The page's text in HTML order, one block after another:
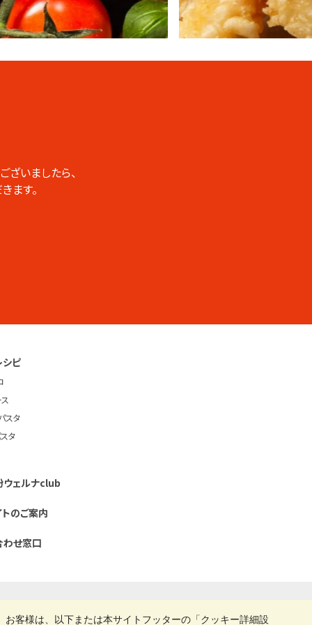
いましたら、
ます。
ピ
スタ
タ
ウェルナclub
のご案内
せ窓口
立ちサイト「創・食Club」
客様は、以下または本サイトフッターの「クッキー詳細設